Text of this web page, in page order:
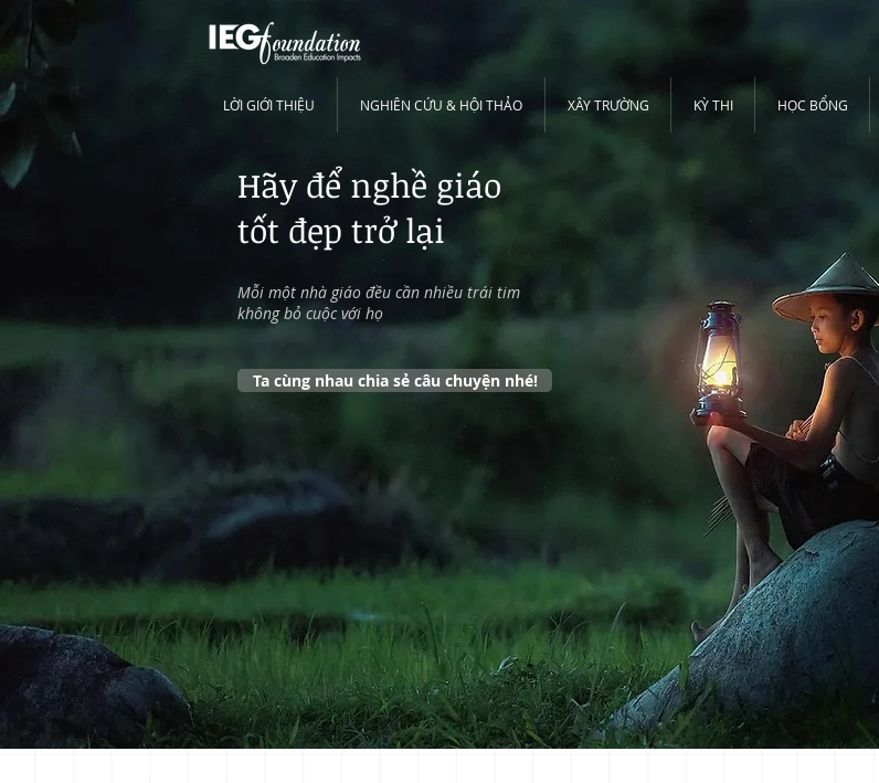
​Hãy để nghề giáo
tốt đẹp trở lại
Mỗi một nhà giáo đều cần nhiều trái tim
không bỏ cuộc với họ
Ta cùng nhau chia sẻ câu chuyện nhé!
LỜI GIỚI THIỆU NGHIÊN CỨU & HỘI THẢO XÂY TRƯỜNG KỲ THI HỌC BỔNG